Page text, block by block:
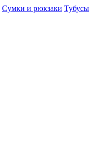
Сумки и рюкзаки Тубусы